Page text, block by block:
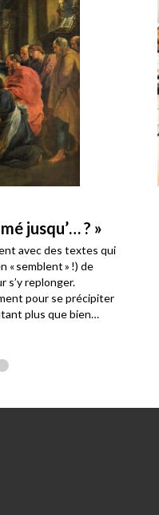
jusqu’… ? »
avec des textes qui
« semblent » !) de
s’y replonger.
pour se précipiter
plus que bien